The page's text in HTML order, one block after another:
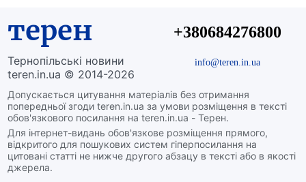
терен
Тернопільські новини
teren.in.ua © 2014-2026
Допускається цитування матеріалів без отримання
попередньої згоди teren.in.ua за умови розміщення в тексті
обов'язкового посилання на teren.in.ua - Терен.
Для інтернет-видань обов'язкове розміщення прямого,
відкритого для пошукових систем гіперпосилання на
цитовані статті не нижче другого абзацу в тексті або в якості
джерела.
+380684276800
info@teren.in.ua